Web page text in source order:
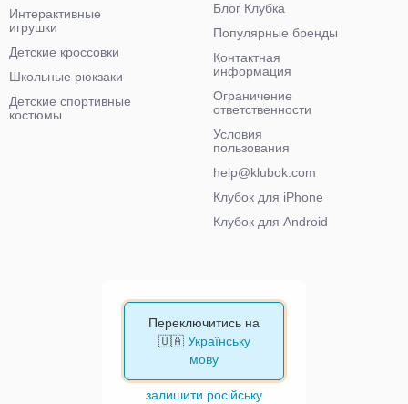
Интерактивные
игрушки
Детские кроссовки
Школьные рюкзаки
Детские спортивные
костюмы
Блог Клубка
Популярные бренды
Контактная
информация
Ограничение
ответственности
Условия
пользования
help@klubok.com
Клубок для iPhone
Клубок для Android
Переключитись на
🇺🇦 Українську
мову
залишити російську